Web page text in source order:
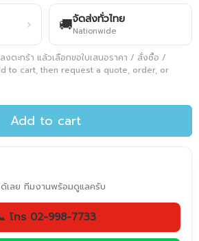
› 🚚จัดส่งทั่วไทย
Nationwide
ตะกร้า แล้วเลือกขอใบเสนอราคา / สั่งซื้อ /
to cart, then request a quote, order, or
Add to cart
เลย ทีมงานพร้อมดูแลครับ
โทร 02-998-7733